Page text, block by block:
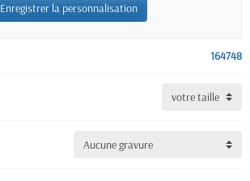
Enregistrer la personnalisation
164748